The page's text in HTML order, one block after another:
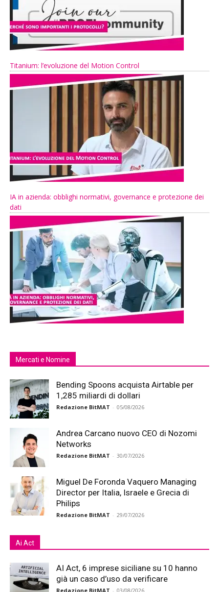
Titanium: l’evoluzione del Motion Control
IA in azienda: obblighi normativi, governance e protezione dei
dati
Mercati e Nomine
Bending Spoons acquista Airtable per
1,285 miliardi di dollari
Redazione BitMAT - 05/08/2026
Andrea Carcano nuovo CEO di Nozomi
Networks
Redazione BitMAT - 30/07/2026
Miguel De Foronda Vaquero Managing
Director per Italia, Israele e Grecia di
Philips
Redazione BitMAT - 29/07/2026
Ai Act
AI Act, 6 imprese siciliane su 10 hanno
già un caso d’uso da verificare
Redazione BitMAT - 03/08/2026